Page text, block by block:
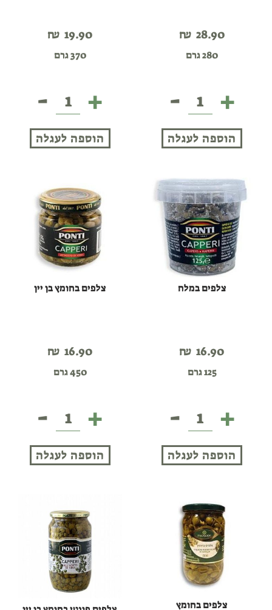
₪ 28.90
280 גרם
+
עגבניות
מיובשות
פונטי
-
הוספה לעגלה
₪ 19.90
370 גרם
+
בצלצלי
פנינה
במי
מלח
-
הוספה לעגלה
צלפים במלח
₪ 16.90
125 גרם
+
צלפים
במלח -
הוספה לעגלה
צלפים בחומץ בן יין
₪ 16.90
450 גרם
+
צלפים
בחומץ
יין
-
הוספה לעגלה
צלפים בחומץ